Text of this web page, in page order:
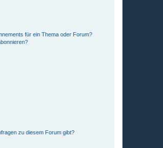
für ein Thema oder Forum?
zu diesem Forum gibt?